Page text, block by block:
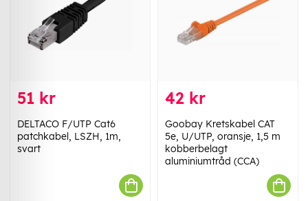
51 kr
DELTACO F/UTP Cat6
patchkabel, LSZH, 1m,
svart
42 kr
Goobay Kretskabel CAT
5e, U/UTP, oransje, 1,5 m
kobberbelagt
aluminiumtråd (CCA)